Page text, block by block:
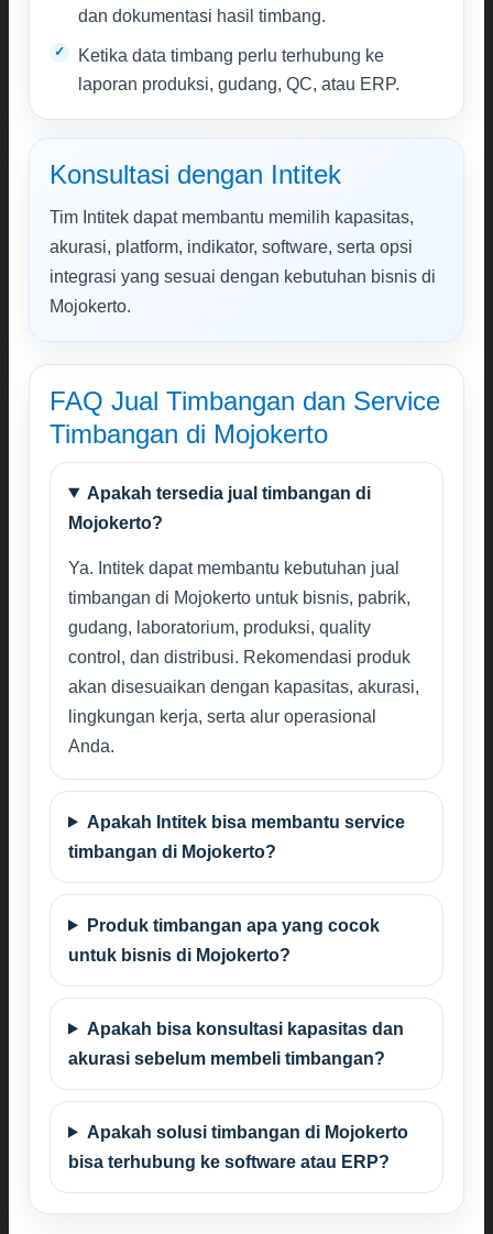
dan dokumentasi hasil timbang.
Ketika data timbang perlu terhubung ke
laporan produksi, gudang, QC, atau ERP.
Konsultasi dengan Intitek
Tim Intitek dapat membantu memilih kapasitas,
akurasi, platform, indikator, software, serta opsi
integrasi yang sesuai dengan kebutuhan bisnis di
Mojokerto.
FAQ Jual Timbangan dan Service
Timbangan di Mojokerto
Apakah tersedia jual timbangan di
Mojokerto?
Ya. Intitek dapat membantu kebutuhan jual
timbangan di Mojokerto untuk bisnis, pabrik,
gudang, laboratorium, produksi, quality
control, dan distribusi. Rekomendasi produk
akan disesuaikan dengan kapasitas, akurasi,
lingkungan kerja, serta alur operasional
Anda.
Apakah Intitek bisa membantu service
timbangan di Mojokerto?
Produk timbangan apa yang cocok
untuk bisnis di Mojokerto?
Apakah bisa konsultasi kapasitas dan
akurasi sebelum membeli timbangan?
Apakah solusi timbangan di Mojokerto
bisa terhubung ke software atau ERP?